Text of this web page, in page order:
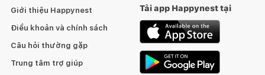
Giới thiệu Happynest
Điều khoản và chính sách
Câu hỏi thường gặp
Trung tâm trợ giúp
Tải app Happynest tại